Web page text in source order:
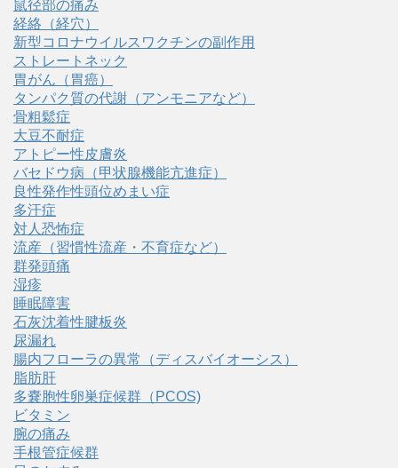
鼠径部の痛み
経絡（経穴）
新型コロナウイルスワクチンの副作用
ストレートネック
胃がん（胃癌）
タンパク質の代謝（アンモニアなど）
骨粗鬆症
大豆不耐症
アトピー性皮膚炎
バセドウ病（甲状腺機能亢進症）
良性発作性頭位めまい症
多汗症
対人恐怖症
流産（習慣性流産・不育症など）
群発頭痛
湿疹
睡眠障害
石灰沈着性腱板炎
尿漏れ
腸内フローラの異常（ディスバイオーシス）
脂肪肝
多嚢胞性卵巣症候群（PCOS)
ビタミン
腕の痛み
手根管症候群